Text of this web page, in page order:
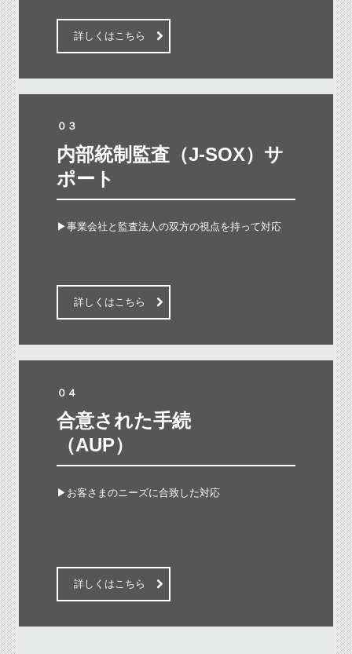
詳しくはこちら
０３
内部統制監査（J-SOX）サ
▶事業会社と監査法人の双方の視点を持って対応
詳しくはこちら
０４
合意された手続
▶お客さまのニーズに合致した対応
詳しくはこちら